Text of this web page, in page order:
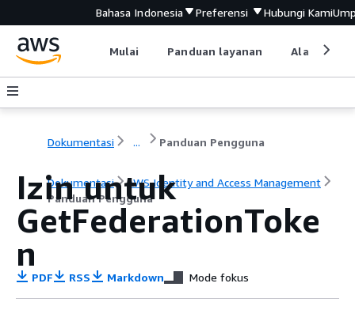
Bahasa Indonesia Preferensi Hubungi Kami
Mulai Panduan layanan Alat
Dokumentasi ... Panduan Pengguna
Dokumentasi
AWS Identity and Access Management
Panduan Pengguna
Izin untuk
GetFederationToke
n
PDF RSS Markdown Mode fokus